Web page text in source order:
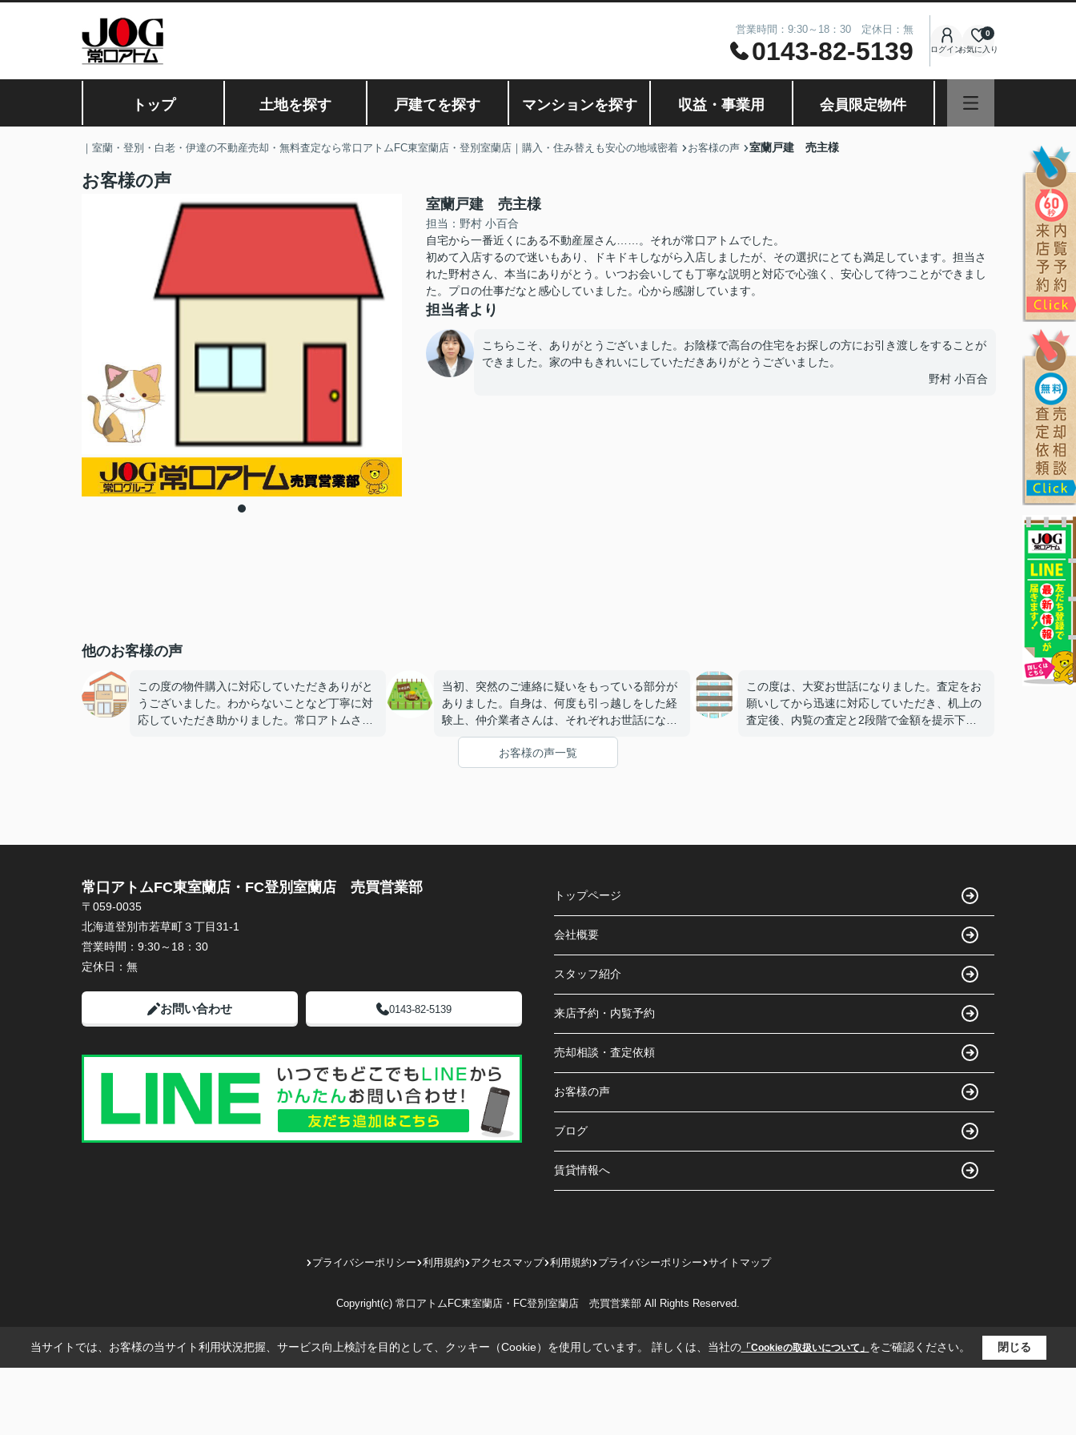
営業時間：9:30～18：30 定休日：無
0143-82-5139 ログインお気に入り
0
トップ 土地を探す 戸建てを探す マンションを探す 収益・事業用 会員限定物件
｜室蘭・登別・白老・伊達の不動産売却・無料査定なら常口アトムFC東室蘭店・登別室蘭店｜購入・住み替えも安心の地域密着 お客様の声 室蘭戸建 売主様
お客様の声
室蘭戸建 売主様
担当：野村 小百合
自宅から一番近くにある不動産屋さん……。それが常口アトムでした。
初めて入店するので迷いもあり、ドキドキしながら入店しましたが、その選択にとても満足しています。担当さ
れた野村さん、本当にありがとう。いつお会いしても丁寧な説明と対応で心強く、安心して待つことができまし
た。プロの仕事だなと感心していました。心から感謝しています。
担当者より
こちらこそ、ありがとうございました。お陰様で高台の住宅をお探しの方にお引き渡しをすることが
できました。家の中もきれいにしていただきありがとうございました。
野村 小百合
他のお客様の声
この度の物件購入に対応していただきありがと
うございました。わからないことなど丁寧に対
応していただき助かりました。常口アトムさん
当初、突然のご連絡に疑いをもっている部分が
ありました。自身は、何度も引っ越しをした経
験上、仲介業者さんは、それぞれお世話になっ
ており、その中で一番対応が良かったのが常口
さんでした。そのこともありお話を進めるきっ
かけにもなりました。今回も十二分に対応して
この度は、大変お世話になりました。査定をお
願いしてから迅速に対応していただき、机上の
査定後、内覧の査定と2段階で金額を提示下さ
お客様の声一覧
常口アトムFC東室蘭店・FC登別室蘭店 売買営業部
〒059-0035
北海道登別市若草町３丁目31-1
営業時間： 9:30～18：30
定休日： 無
お問い合わせ 0143-82-5139
トップページ
会社概要
スタッフ紹介
来店予約・内覧予約
売却相談・査定依頼
お客様の声
ブログ
賃貸情報へ
プライバシーポリシー 利用規約 アクセスマップ 利用規約 プライバシーポリシー サイトマップ
Copyright(c) 常口アトムFC東室蘭店・FC登別室蘭店 売買営業部 All Rights Reserved.
当サイトでは、お客様の当サイト利用状況把握、サービス向上検討を目的として、クッキー（Cookie）を使用しています。 詳しくは、当社の「Cookieの取扱いについて」 をご確認ください。 閉じる